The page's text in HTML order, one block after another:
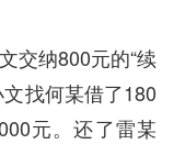
交纳800元的“续
找何某借了180
元。还了雷某